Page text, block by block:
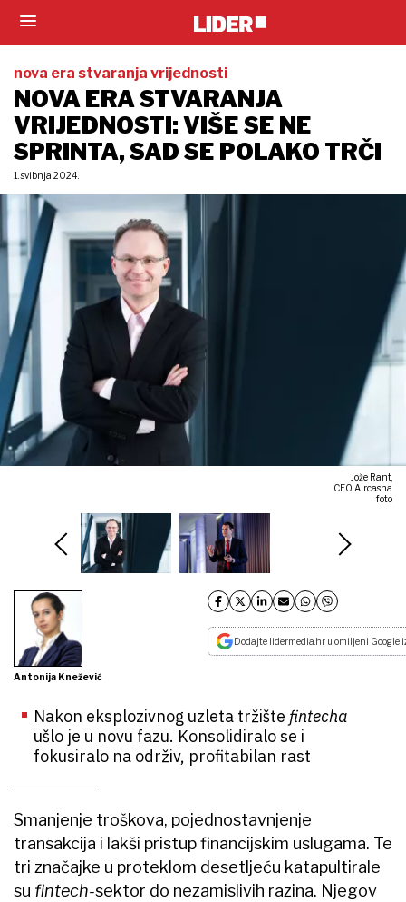
nova era stvaranja vrijednosti
NOVA ERA STVARANJA
VRIJEDNOSTI: VIŠE SE NE
SPRINTA, SAD SE POLAKO TRČI
1. svibnja 2024.
Jože Rant,
CFO Aircasha
foto
Antonija Knežević
Dodajte lidermedia.hr u omiljeni Google
Nakon eksplozivnog uzleta tržište fintecha
ušlo je u novu fazu. Konsolidiralo se i
fokusiralo na održiv, profitabilan rast
Smanjenje troškova, pojednostavnjenje
transakcija i lakši pristup financijskim uslugama. Te
tri značajke u proteklom desetljeću katapultirale
su fintech-sektor do nezamislivih razina. Njegov